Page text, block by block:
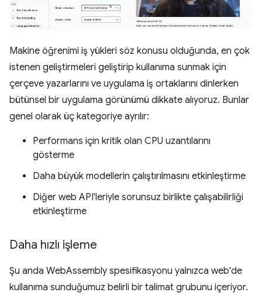
Makine öğrenimi iş yükleri söz konusu olduğunda, en çok
istenen geliştirmeleri geliştirip kullanıma sunmak için
çerçeve yazarlarını ve uygulama iş ortaklarını dinlerken
bütünsel bir uygulama görünümü dikkate alıyoruz. Bunlar
genel olarak üç kategoriye ayrılır:
Performans için kritik olan CPU uzantılarını
gösterme
Daha büyük modellerin çalıştırılmasını etkinleştirme
Diğer web API'leriyle sorunsuz birlikte çalışabilirliği
etkinleştirme
Daha hızlı işleme
Şu anda WebAssembly spesifikasyonu yalnızca web'de
kullanıma sunduğumuz belirli bir talimat grubunu içeriyor.